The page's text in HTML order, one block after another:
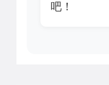
吧！